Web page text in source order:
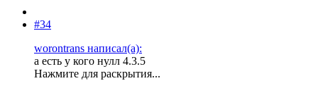
#34
worontrans написал(а):
а есть у кого нулл 4.3.5
Нажмите для раскрытия...